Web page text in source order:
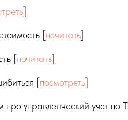
]
[почитать]
[почитать]
[посмотреть]
про управленческий учет по